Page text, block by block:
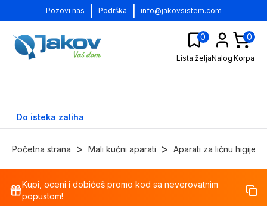
Pozovi nas Podrška info@jakovsistem.com
0
Lista željaNalog
0
Korpa
Do isteka zaliha
Početna strana > Mali kućni aparati > Aparati za ličnu higijenu
%
Kupi, oceni i dobićeš promo kod sa neverovatnim
popustom!